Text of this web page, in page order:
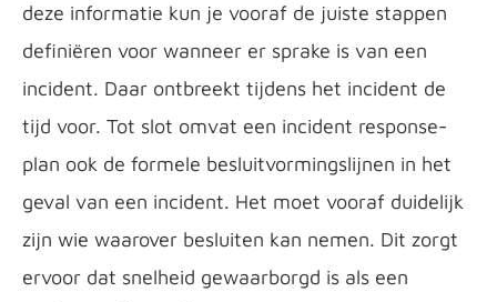
deze informatie kun je vooraf de juiste stappen
definiëren voor wanneer er sprake is van een
incident. Daar ontbreekt tijdens het incident de
tijd voor. Tot slot omvat een incident response-
plan ook de formele besluitvormingslijnen in het
geval van een incident. Het moet vooraf duidelijk
zijn wie waarover besluiten kan nemen. Dit zorgt
ervoor dat snelheid gewaarborgd is als een